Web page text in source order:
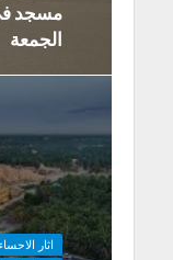
مسجد
الجمعة
اثار الاحساء